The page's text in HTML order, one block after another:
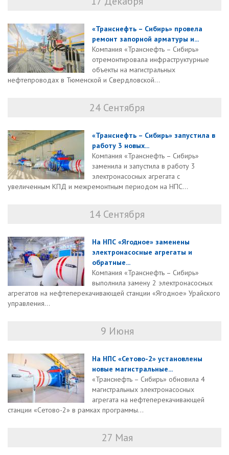
«Транснефть – Сибирь» провела
ремонт запорной арматуры и...
Компания «Транснефть – Сибирь»
отремонтировала инфраструктурные
объекты на магистральных
нефтепроводах в Тюменской и Свердловской...
24 Сентября
«Транснефть – Сибирь» запустила в
работу 3 новых...
Компания «Транснефть – Сибирь»
заменила и запустила в работу 3
электронасосных агрегата с
увеличенным КПД и межремонтным периодом на НПС...
14 Сентября
На НПС «Ягодное» заменены
электронасосные агрегаты и
обратные...
Компания «Транснефть – Сибирь»
выполнила замену 2 электронасосных
агрегатов на нефтеперекачивающей станции «Ягодное» Урайского
управления...
9 Июня
На НПС «Сетово-2» установлены
новые магистральные...
«Транснефть – Сибирь» обновила 4
магистральных электронасосных
агрегата на нефтеперекачивающей
станции «Сетово-2» в рамках программы...
27 Мая